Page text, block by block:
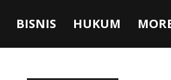
BISNIS HUKUM